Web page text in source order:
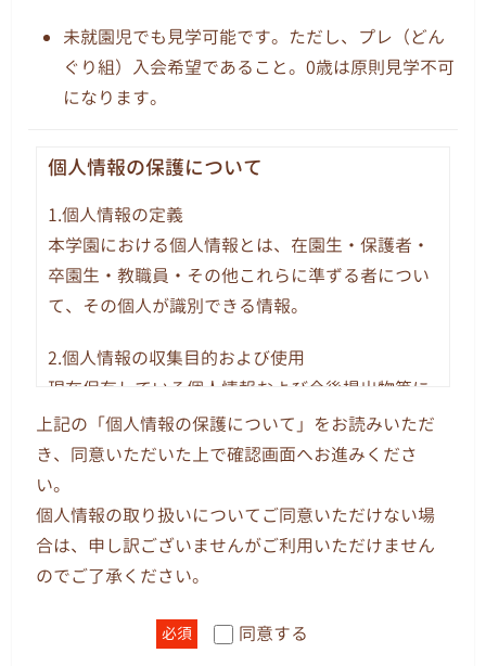
未就園児でも見学可能です。ただし、プレ（どん
ぐり組）入会希望であること。0歳は原則見学不可
になります。
個人情報の保護について
1.個人情報の定義
本学園における個人情報とは、在園生・保護者・
卒園生・教職員・その他これらに準ずる者につい
て、その個人が識別できる情報。
2.個人情報の収集目的および使用
現在保有している個人情報および今後提出物等に
より収集する個人情報の使用目的は、園務及び園
児の指導に関する業務についてのみ使用します。
また、教職員の個人情報については、人事、給
与、労務、厚生、採用、保健、保険、財務、庶務
および組織運営に関する業務についてのみ使用し
ます。
3.個人情報の提供
法令その他関係法令等に基づく場合や、本人の事
上記の「個人情報の保護について」をお読みいただ
き、同意いただいた上で確認画面へお進みくださ
い。
個人情報の取り扱いについてご同意いただけない場
合は、申し訳ございませんがご利用いただけません
のでご了承ください。
必須 同意する